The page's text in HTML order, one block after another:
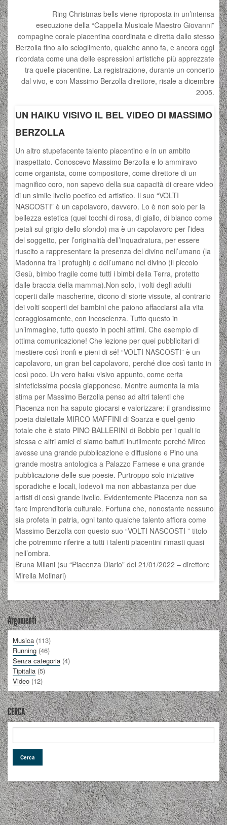
Ring Christmas bells viene riproposta in un’intensa
esecuzione della “Cappella Musicale Maestro Giovanni”
compagine corale piacentina coordinata e diretta dallo stesso
Berzolla fino allo scioglimento, qualche anno fa, e ancora oggi
ricordata come una delle espressioni artistiche più apprezzate
tra quelle piacentine. La registrazione, durante un concerto
dal vivo, e con Massimo Berzolla direttore, risale a dicembre
2005.
UN HAIKU VISIVO IL BEL VIDEO DI MASSIMO
BERZOLLA
Un altro stupefacente talento piacentino e in un ambito
inaspettato. Conoscevo Massimo Berzolla e lo ammiravo
come organista, come compositore, come direttore di un
magnifico coro, non sapevo della sua capacità di creare video
di un simile livello poetico ed artistico. Il suo “VOLTI
NASCOSTI” è un capolavoro, davvero. Lo è non solo per la
bellezza estetica (quei tocchi di rosa, di giallo, di bianco come
petali sul grigio dello sfondo) ma è un capolavoro per l’idea
del soggetto, per l’originalità dell’inquadratura, per essere
riuscito a rappresentare la presenza del divino nell’umano (la
Madonna tra i profughi) e dell’umano nel divino (il piccolo
Gesù, bimbo fragile come tutti i bimbi della Terra, protetto
dalle braccia della mamma).Non solo, i volti degli adulti
coperti dalle mascherine, dicono di storie vissute, al contrario
dei volti scoperti dei bambini che paiono affacciarsi alla vita
coraggiosamente, con incoscienza. Tutto questo in
un’immagine, tutto questo in pochi attimi. Che esempio di
ottima comunicazione! Che lezione per quei pubblicitari di
mestiere così tronfi e pieni di sé! “VOLTI NASCOSTI” è un
capolavoro, un gran bel capolavoro, perché dice così tanto in
così poco. Un vero haiku visivo appunto, come certa
sinteticissima poesia giapponese. Mentre aumenta la mia
stima per Massimo Berzolla penso ad altri talenti che
Piacenza non ha saputo giocarsi e valorizzare: il grandissimo
poeta dialettale MIRCO MAFFINI di Soarza e quel genio
totale che è stato PINO BALLERINI di Bobbio per i quali io
stessa e altri amici ci siamo battuti inutilmente perché Mirco
avesse una grande pubblicazione e diffusione e Pino una
grande mostra antologica a Palazzo Farnese e una grande
pubblicazione delle sue poesie. Purtroppo solo iniziative
sporadiche e locali, lodevoli ma non abbastanza per due
artisti di così grande livello. Evidentemente Piacenza non sa
fare imprenditoria culturale. Fortuna che, nonostante nessuno
sia profeta in patria, ogni tanto qualche talento affiora come
Massimo Berzolla con questo suo “VOLTI NASCOSTI ” titolo
che potremmo riferire a tutti i talenti piacentini rimasti quasi
nell’ombra.
Bruna Milani (su “Piacenza Diario” del 21/01/2022 – direttore
Mirella Molinari)
Argomenti
Musica (113)
Running (46)
Senza categoria (4)
Tipitalia (5)
Video (12)
CERCA